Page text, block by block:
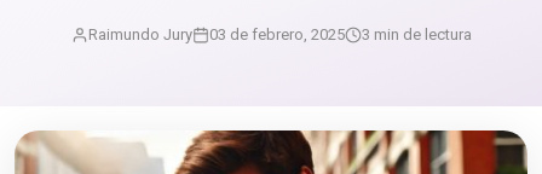
Raimundo Jury 03 de febrero, 2025 3 min de lectura